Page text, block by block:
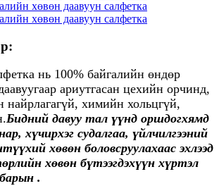
нь 100% байгалийн өндөр
ариутгасан цехийн орчинд,
найрлагагүй, химийн хольцгүй,
Бидний давуу тал үүнд оршдогхямд
хүчирхэг судалгаа, үйлчилгээний
түүхий хөвөн боловсруулахаас эхлээд
хөвөн бүтээгдэхүүн хүртэл
.